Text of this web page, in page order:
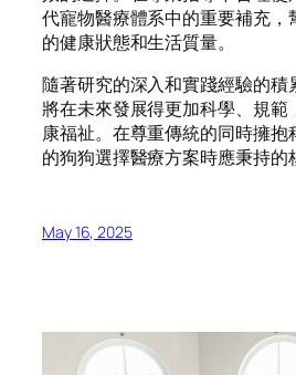
代寵物醫療體系中的重要補充，
的健康狀態和生活質量。
隨著研究的深入和實踐經驗的積
將在未來發展得更加科學、規範
康福祉。在尊重傳統的同時擁抱
的狗狗選擇醫療方案時應秉持的
May 16, 2025